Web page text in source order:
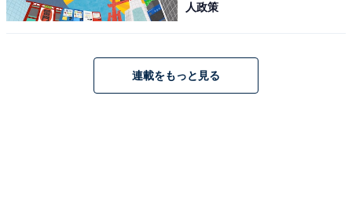
しかし、テレワークができない職種、満員電車での通勤
買い物は生活に必要です。どれだけ気をつけていても、
うつるときにはうつる……すべての人が「感染対策を
人政策
連載をもっと見る